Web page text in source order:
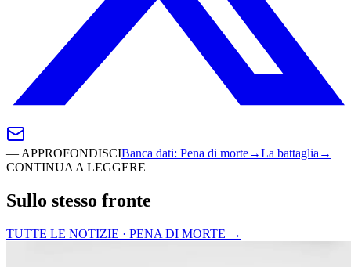
— APPROFONDISCIBanca dati: Pena di morte→La battaglia →
CONTINUA A LEGGERE
Sullo stesso fronte
TUTTE LE NOTIZIE · PENA DI MORTE →